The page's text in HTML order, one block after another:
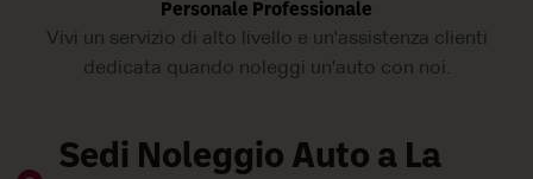
Personale Professionale
Vivi un servizio di alto livello e un'assistenza clienti
dedicata quando noleggi un'auto con noi.
Sedi Noleggio Auto a La